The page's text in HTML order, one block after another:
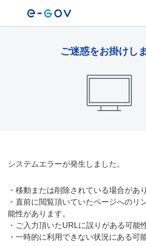
ご迷惑をお掛けし
システムエラーが発生しました。
・ 移動または削除されている場合があ
・ 直前に閲覧頂いていたページへのリ
能性があります。
・ ご入力頂いたURLに誤りがある可能
・ 一時的に利用できない状況にある可